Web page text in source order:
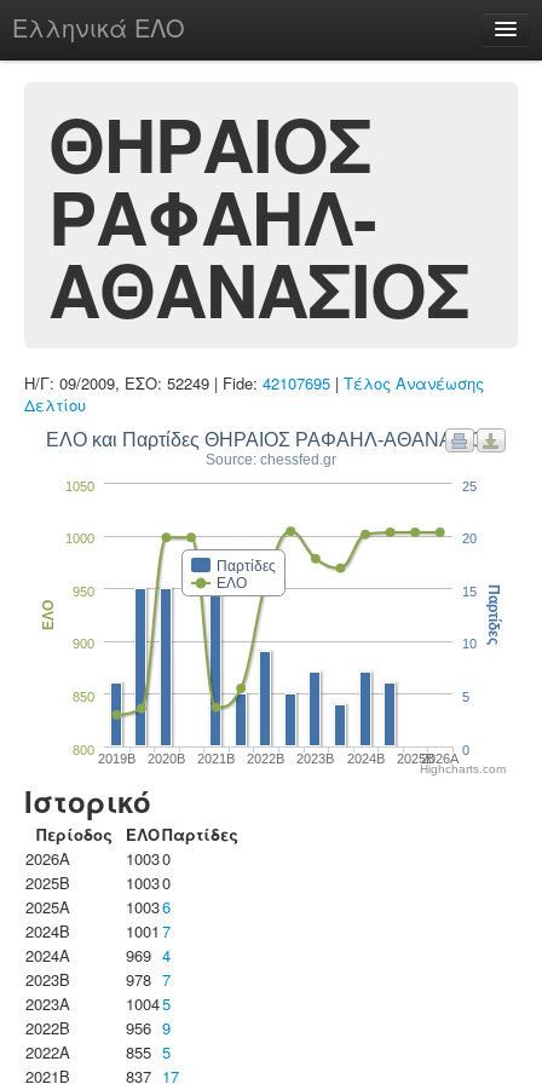
Ελληνικά ΕΛΟ
chesstu.be @ discord
Login
ΘΗΡΑΙΟΣ
ΡΑΦΑΗΛ-
ΑΘΑΝΑΣΙΟΣ
Η/Γ: 09/2009, ΕΣΟ: 52249 | Fide: 42107695 | Τέλος Ανανέωσης
Δελτίου
ΕΛΟ και Παρτίδες ΘΗΡΑΙΟΣ ΡΑΦΑΗΛ-ΑΘΑΝΑΣΙΟΣ
Source: chessfed.gr
Παρτίδες
ΕΛΟ
2019B 2020B 2021B 2022B 2023B 2024B 2025B2026A
800
850
900
950
1000
1050
ΕΛΟ
0
5
10
15
20
25
Παρτίδες
Highcharts.com
Ιστορικό
Περίοδος ΕΛΟΠαρτίδες
2026A
10030
2025B
10030
2025A
10036
2024B
1001 7
2024A
969 4
2023B
978 7
2023Α
10045
2022B
956 9
2022A
855 5
2021B
837 17